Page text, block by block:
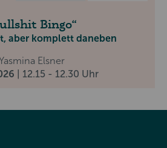
Bingo
aber komplett daneben
Elsner
| 12.15 - 12.30 Uhr